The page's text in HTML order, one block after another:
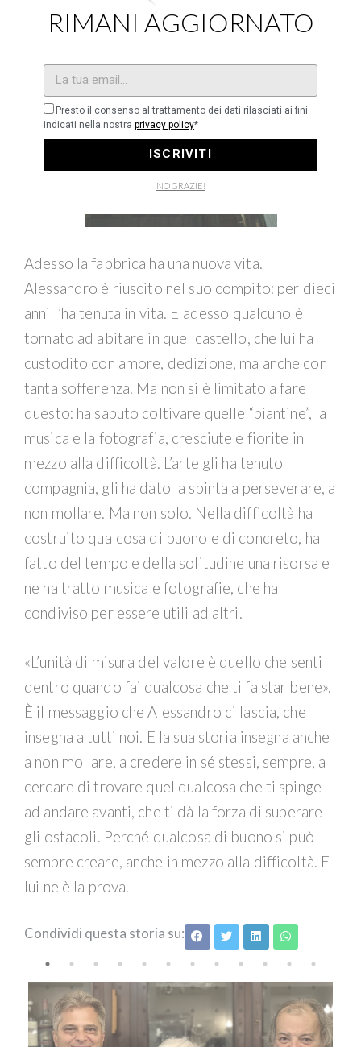
Adesso la fabbrica ha una nuova vita.
Alessandro è riuscito nel suo compito: per dieci
anni l’ha tenuta in vita. E adesso qualcuno è
tornato ad abitare in quel castello, che lui ha
custodito con amore, dedizione, ma anche con
tanta sofferenza. Ma non si è limitato a fare
questo: ha saputo coltivare quelle “piantine”, la
musica e la fotografia, cresciute e fiorite in
mezzo alla difficoltà. L’arte gli ha tenuto
compagnia, gli ha dato la spinta a perseverare, a
non mollare. Ma non solo. Nella difficoltà ha
costruito qualcosa di buono e di concreto, ha
fatto del tempo e della solitudine una risorsa e
ne ha tratto musica e fotografie, che ha
condiviso per essere utili ad altri.
«L’unità di misura del valore è quello che senti
dentro quando fai qualcosa che ti fa star bene».
È il messaggio che Alessandro ci lascia, che
insegna a tutti noi. E la sua storia insegna anche
a non mollare, a credere in sé stessi, sempre, a
cercare di trovare quel qualcosa che ti spinge
ad andare avanti, che ti dà la forza di superare
gli ostacoli. Perché qualcosa di buono si può
sempre creare, anche in mezzo alla difficoltà. E
lui ne è la prova.
Condividi questa storia su:
RIMANI AGGIORNATO
Presto il consenso al trattamento dei dati rilasciati ai fini
indicati nella nostra privacy policy*
ISCRIVITI
NO GRAZIE!